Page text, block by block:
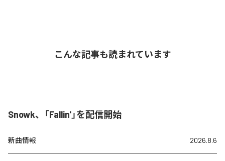
こんな記事も読まれています
Snowk、「Fallin'」を配信開始
新曲情報 2026.8.6